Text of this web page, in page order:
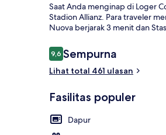
Saat Anda menginap di Loger
Stadion Allianz. Para traveler
Nuova berjarak 3 menit dan
Ulasan
9,69,6 dari 10
Sempurna
Lihat total 461 ulasan
Fasilitas populer
Dapur